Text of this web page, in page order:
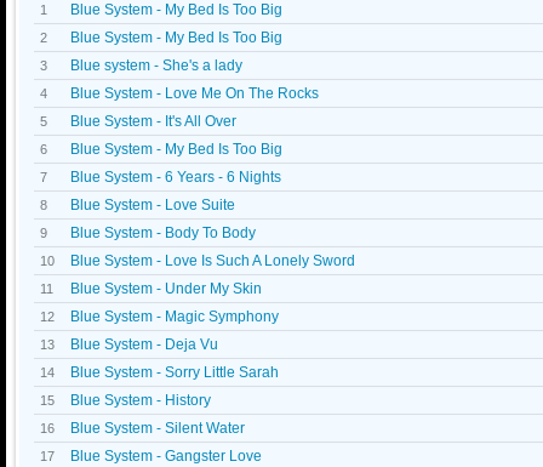
1 Blue System - My Bed Is Too Big
2 Blue System - My Bed Is Too Big
3 Blue system - She's a lady
4 Blue System - Love Me On The Rocks
5 Blue System - It's All Over
6 Blue System - My Bed Is Too Big
7 Blue System - 6 Years - 6 Nights
8 Blue System - Love Suite
9 Blue System - Body To Body
10 Blue System - Love Is Such A Lonely Sword
11 Blue System - Under My Skin
12 Blue System - Magic Symphony
13 Blue System - Dejа Vu
14 Blue System - Sorry Little Sarah
15 Blue System - History
16 Blue System - Silent Water
17 Blue System - Gangster Love